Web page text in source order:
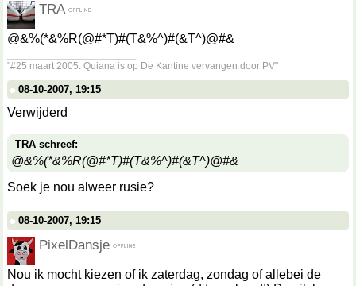
TRA
@&%(*&%R(@#*T)#(T&%^)#(&T^)@#&
"#25 maart 2005: Quiana is op De Kantine vervangen door PV"
08-10-2007, 19:15
Verwijderd
TRA schreef:
@&%(*&%R(@#*T)#(T&%^)#(&T^)@#&
Soek je nou alweer rusie?
08-10-2007, 19:15
PixelDansje
Nou ik mocht kiezen of ik zaterdag, zondag of allebei de